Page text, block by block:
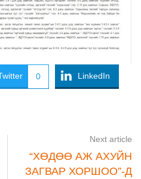
0 LinkedIn
Next article
“ХӨДӨӨ АЖ АХУЙН
ЗАГВАР ХОРШОО”-Д